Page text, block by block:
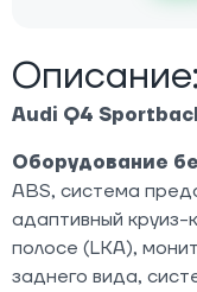
Описание:
Audi Q4
Оборудование
ABS, система
адаптивный круиз-
полосе (LKA),
заднего вида,